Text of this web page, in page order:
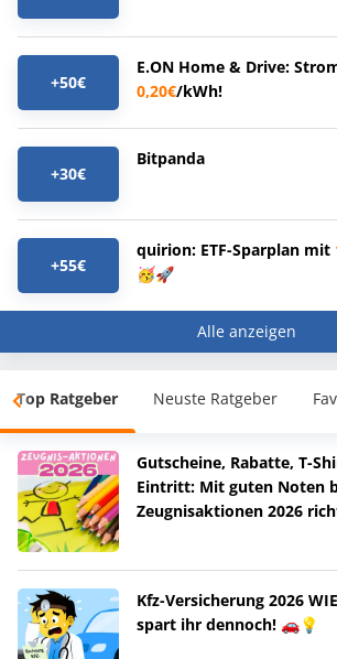
+50€
E.ON Home & Drive:
0,20€/kWh!
+30€
Bitpanda
+55€
quirion: ETF-Sparplan mit
🥳🚀
Alle anzeigen
Top Ratgeber Neuste Ratgeber
Gutscheine, Rabatte, T-
Eintritt: Mit guten Noten
Zeugnisaktionen 2026
Kfz-Versicherung 2026
spart ihr dennoch! 🚗💡